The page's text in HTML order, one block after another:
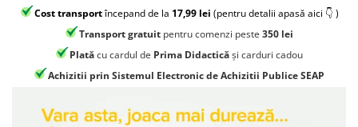
Jocuri dezvoltarea imaginatiei
Jocuri geografie
Jocuri invatat limba engleza
Jocuri si jucarii educative
Cost transportîncepand de la 17,99 lei (pentru detalii apasă aici 👇 )
Transport gratuit pentru comenzi peste 350 lei
Platăcu cardul de Prima Didacticăși carduri cadou
Achizitii prin Sistemul Electronic de Achizitii Publice SEAP